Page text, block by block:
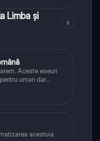
Limba și
9
Aceste eseuri
uman dar
caracrerizarile.
acestuia